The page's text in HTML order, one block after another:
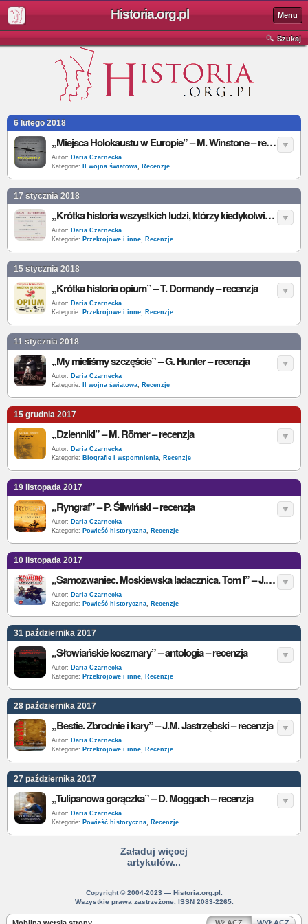
Historia.org.pl Menu
Szukaj
6 lutego 2018
„Miejsca Holokaustu w Europie” – M. Winstone – recenzja
Autor: Daria Czarnecka
Kategorie:
II wojna światowa, Recenzje
17 stycznia 2018
„Krótka historia wszystkich ludzi, którzy kiedykolwiek żyli. Opowieści zapisane w naszych genach” – A. Rutherford – recenzja
Autor: Daria Czarnecka
Kategorie: Przekrojowe i inne, Recenzje
15 stycznia 2018
„Krótka historia opium” – T. Dormandy – recenzja
Autor: Daria Czarnecka
Kategorie: Przekrojowe i inne, Recenzje
11 stycznia 2018
„My mieliśmy szczęście” – G. Hunter – recenzja
Autor: Daria Czarnecka
Kategorie:
II wojna światowa, Recenzje
15 grudnia 2017
„Dzienniki” – M. Römer – recenzja
Autor: Daria Czarnecka
Kategorie: Biografie i wspomnienia, Recenzje
19 listopada 2017
„Ryngraf” – P. Śliwiński – recenzja
Autor: Daria Czarnecka
Kategorie: Powieść historyczna, Recenzje
10 listopada 2017
„Samozwaniec. Moskiewska ladacznica. Tom I” – J. Komuda – recenzja
Autor: Daria Czarnecka
Kategorie: Powieść historyczna, Recenzje
31 października 2017
„Słowiańskie koszmary” – antologia – recenzja
Autor: Daria Czarnecka
Kategorie: Przekrojowe i inne, Recenzje
28 października 2017
„Bestie. Zbrodnie i kary” – J.M. Jastrzębski – recenzja
Autor: Daria Czarnecka
Kategorie: Przekrojowe i inne, Recenzje
27 października 2017
„Tulipanowa gorączka” – D. Moggach – recenzja
Autor: Daria Czarnecka
Kategorie: Powieść historyczna, Recenzje
Załaduj więcej
artykułów...
Copyright © 2004-2023 — Historia.org.pl.
Wszystkie prawa zastrzeżone. ISSN 2083-2265.